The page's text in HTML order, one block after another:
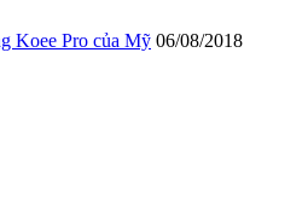
Koee Pro của Mỹ 06/08/2018